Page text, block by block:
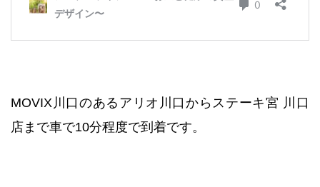
MOVIX川口のあるアリオ川口からステーキ宮 川口
店まで車で10分程度で到着です。